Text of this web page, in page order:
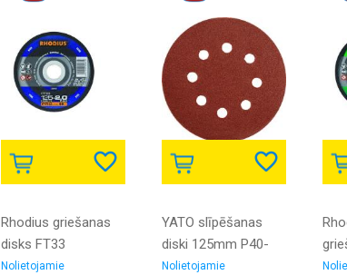
Rhodius griešanas
disks FT33
125x2.0x22.23
Nolietojamie
YATO slīpēšanas
diski 125mm P40-
P220 5gab.
Nolietojamie